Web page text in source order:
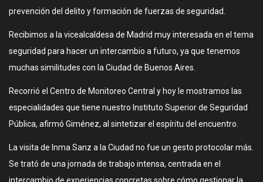
prevención del delito y formación de fuerzas de seguridad.
Recibimos a la vicealcaldesa de Madrid muy interesada en el tema
seguridad para hacer un intercambio a futuro, ya que tenemos
muchas similitudes con la Ciudad de Buenos Aires.
Recorrió el Centro de Monitoreo Central y hoy le mostramos las
especialidades que tiene nuestro Instituto Superior de Seguridad
Pública, afirmó Giménez, al sintetizar el espíritu del encuentro.
La visita de Inma Sanz a la Ciudad no fue un gesto protocolar más.
Se trató de una jornada de trabajo intensa, centrada en el